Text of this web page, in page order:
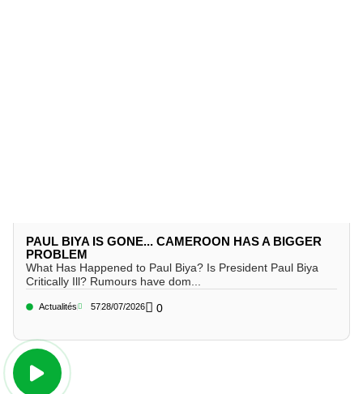
PAUL BIYA IS GONE... CAMEROON HAS A BIGGER
PROBLEM
What Has Happened to Paul Biya? Is President Paul Biya
Critically Ill? Rumours have dom...
Actualités 5728/07/2026 0